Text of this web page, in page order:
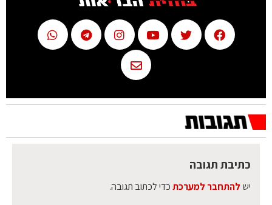
כתיבת תגובה
יש להתחבר למערכתכדי לכתוב תגובה.